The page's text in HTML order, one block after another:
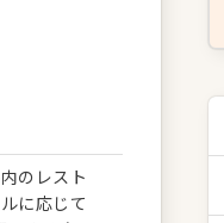
のレスト
に応じて